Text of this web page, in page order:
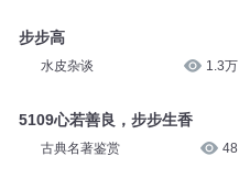
步步高
水皮杂谈 1.3万
5109心若善良，步步生香
古典名著鉴赏 48